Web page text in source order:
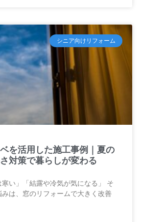
シニア向けリフォーム
を活用した施工事例｜夏の
対策で暮らしが変わる
寒い」「結露や冷気が気になる」 そ
みは、窓のリフォームで大きく改善